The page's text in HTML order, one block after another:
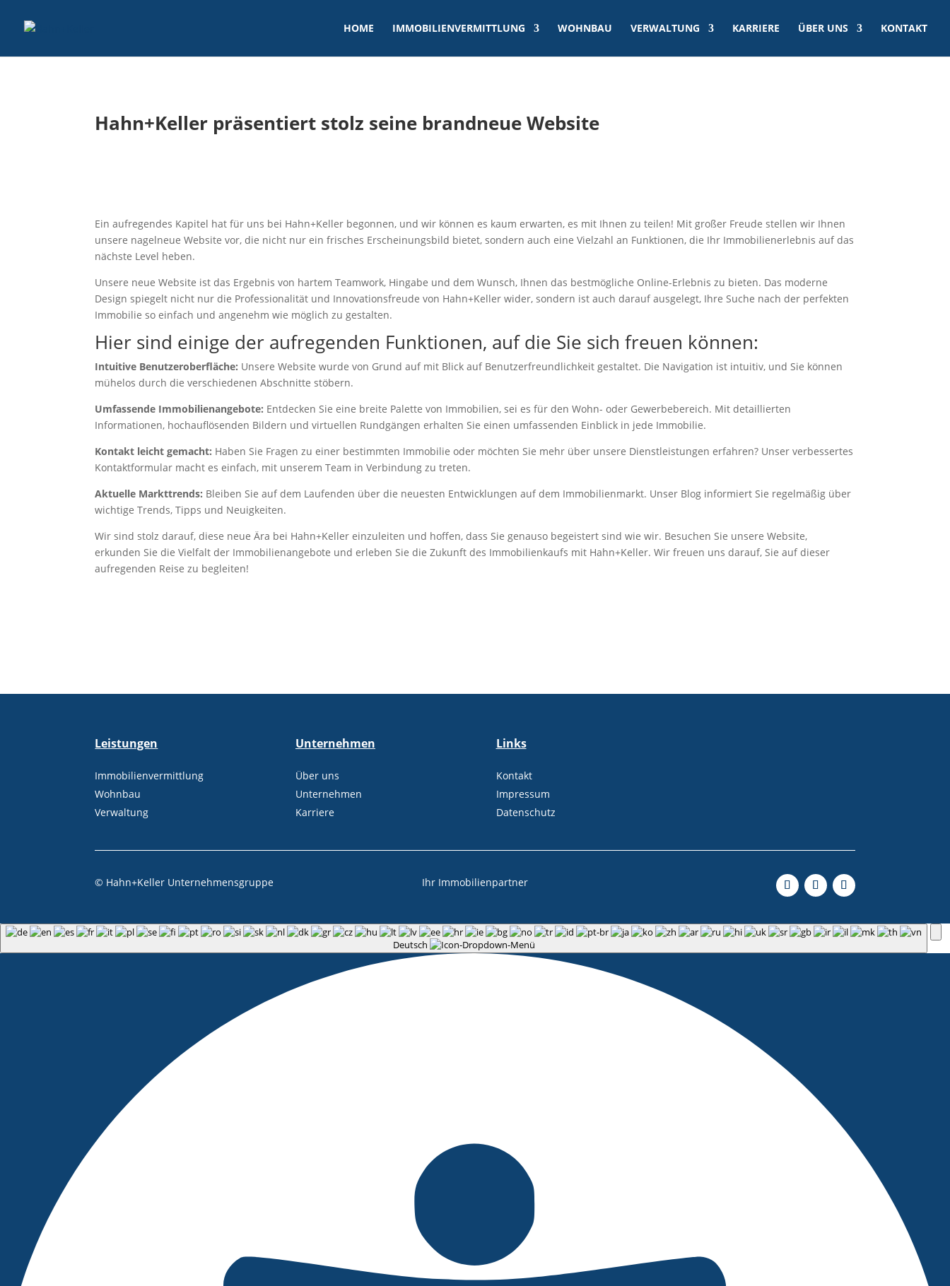
HOME IMMOBILIENVERMITTLUNG WOHNBAU VERWALTUNG KARRIERE ÜBER UNS KONTAKT
Hahn+Keller präsentiert stolz seine brandneue Website
Ein aufregendes Kapitel hat für uns bei Hahn+Keller begonnen, und wir können es kaum erwarten, es mit Ihnen zu teilen! Mit großer Freude stellen wir Ihnen
unsere nagelneue Website vor, die nicht nur ein frisches Erscheinungsbild bietet, sondern auch eine Vielzahl an Funktionen, die Ihr Immobilienerlebnis auf das
nächste Level heben.
Unsere neue Website ist das Ergebnis von hartem Teamwork, Hingabe und dem Wunsch, Ihnen das bestmögliche Online-Erlebnis zu bieten. Das moderne
Design spiegelt nicht nur die Professionalität und Innovationsfreude von Hahn+Keller wider, sondern ist auch darauf ausgelegt, Ihre Suche nach der perfekten
Immobilie so einfach und angenehm wie möglich zu gestalten.
Hier sind einige der aufregenden Funktionen, auf die Sie sich freuen können:
Intuitive Benutzeroberfläche: Unsere Website wurde von Grund auf mit Blick auf Benutzerfreundlichkeit gestaltet. Die Navigation ist intuitiv, und Sie können
mühelos durch die verschiedenen Abschnitte stöbern.
Umfassende Immobilienangebote: Entdecken Sie eine breite Palette von Immobilien, sei es für den Wohn- oder Gewerbebereich. Mit detaillierten
Informationen, hochauflösenden Bildern und virtuellen Rundgängen erhalten Sie einen umfassenden Einblick in jede Immobilie.
Kontakt leicht gemacht: Haben Sie Fragen zu einer bestimmten Immobilie oder möchten Sie mehr über unsere Dienstleistungen erfahren? Unser verbessertes
Kontaktformular macht es einfach, mit unserem Team in Verbindung zu treten.
Aktuelle Markttrends: Bleiben Sie auf dem Laufenden über die neuesten Entwicklungen auf dem Immobilienmarkt. Unser Blog informiert Sie regelmäßig über
wichtige Trends, Tipps und Neuigkeiten.
Wir sind stolz darauf, diese neue Ära bei Hahn+Keller einzuleiten und hoffen, dass Sie genauso begeistert sind wie wir. Besuchen Sie unsere Website,
erkunden Sie die Vielfalt der Immobilienangebote und erleben Sie die Zukunft des Immobilienkaufs mit Hahn+Keller. Wir freuen uns darauf, Sie auf dieser
aufregenden Reise zu begleiten!
Leistungen
Immobilienvermittlung
Wohnbau
Verwaltung
Unternehmen
Über uns
Unternehmen
Karriere
Links
Kontakt
Impressum
Datenschutz
© Hahn+Keller Unternehmensgruppe Ihr Immobilienpartner
Deutsch